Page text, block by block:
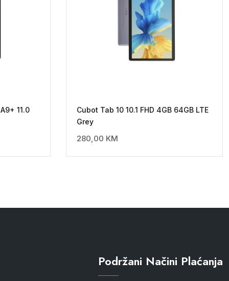
11.0
Cubot Tab 10 10.1 FHD 4GB 64GB LTE
Grey
280,00 KM
Podržani Načini Plaćanja